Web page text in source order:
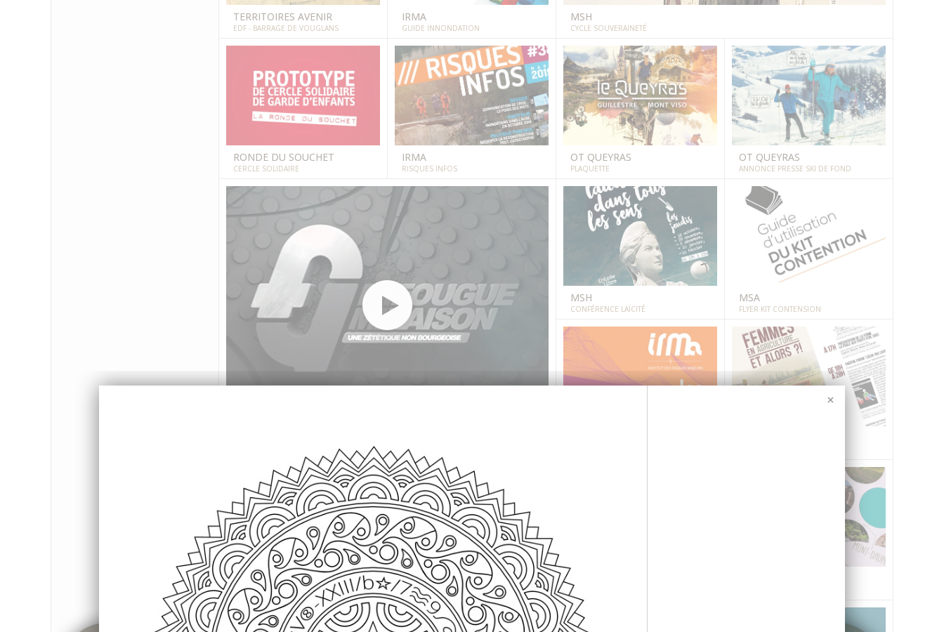
TERRITOIRES AVENIR
EDF - BARRAGE DE VOUGLANS
IRMA
GUIDE INNONDATION
MSH
CYCLE SOUVERAINETÉ
RONDE DU SOUCHET
CERCLE SOLIDAIRE
IRMA
RISQUES INFOS
OT QUEYRAS
PLAQUETTE
OT QUEYRAS
ANNONCE PRESSE SKI DE FOND
MSH
CONFÉRENCE LAÏCITÉ
MSA
FLYER KIT CONTENSION
MSH
CONFÉRENCE LA PEAU
CROUS
RENCONTRE DE DANSES LES SENIORS ET LA SCIENCE